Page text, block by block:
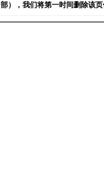
部），我们将第一时间删除该